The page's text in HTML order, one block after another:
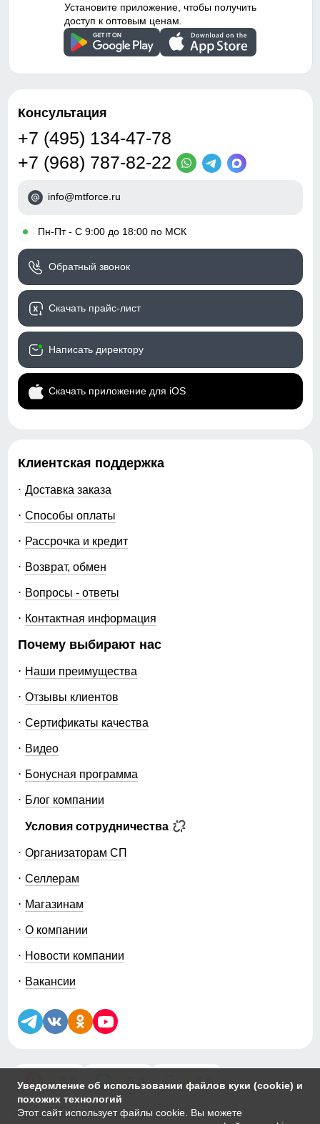
Уведомление об использовании файлов куки (cookie) и
похожих технологий
Этот сайт использует файлы cookie. Вы можете
Установите приложение, чтобы получить
доступ к оптовым ценам.
Консультация
+7 (495) 134-47-78
+7 (968) 787-82-22
info@mtforce.ru
• Пн-Пт - С 9:00 до 18:00 по МСК
Обратный звонок
Скачать прайс-лист
Написать директору
Скачать приложение для iOS
Клиентская поддержка
Доставка заказа
Способы оплаты
Рассрочка и кредит
Возврат, обмен
Вопросы - ответы
Контактная информация
Почему выбирают нас
Наши преимущества
Отзывы клиентов
Сертификаты качества
Видео
Бонусная программа
Блог компании
Условия сотрудничества
Организаторам СП
Селлерам
Магазинам
О компании
Новости компании
Вакансии
5.0 5.0 5.0
© 2014-2026 ООО «МТФОРС ПЛЮС»